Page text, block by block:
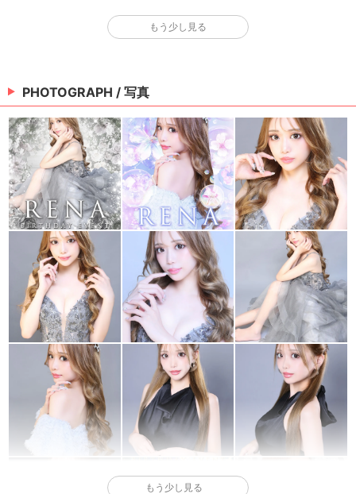
要確認
08/13（木） 要確認
※情報はあくまで予定でキャストまたは出勤情報は一部です。詳細はお店にお問い合わせく
ださい。
もう少し見る
PHOTOGRAPH / 写真
もう少し見る